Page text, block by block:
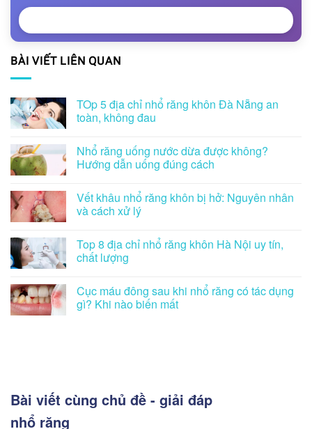
BÀI VIẾT LIÊN QUAN
TOp 5 địa chỉ nhổ răng khôn Đà Nẵng an
toàn, không đau
Nhổ răng uống nước dừa được không?
Hướng dẫn uống đúng cách
Vết khâu nhổ răng khôn bị hở: Nguyên nhân
và cách xử lý
Top 8 địa chỉ nhổ răng khôn Hà Nội uy tín,
chất lượng
Cục máu đông sau khi nhổ răng có tác dụng
gì? Khi nào biến mất
Bài viết cùng chủ đề - giải đáp
nhổ răng